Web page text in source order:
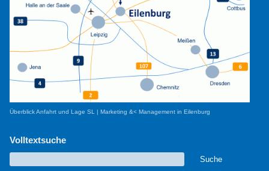
Überblick Anfahrt und Lage SL | Marketing &< Management in Eilenburg
Volltextsuche